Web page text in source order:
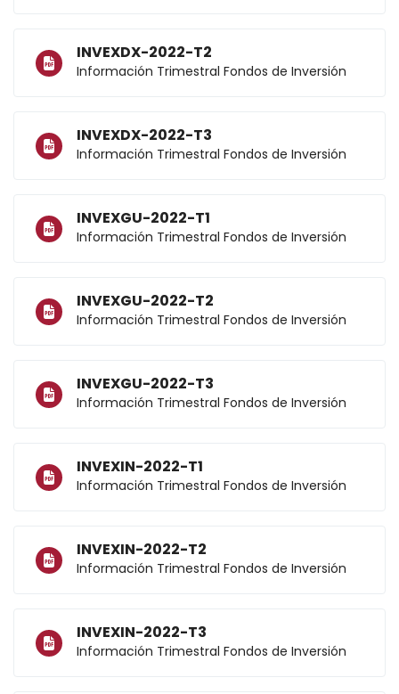
INVEXDX-2022-T2
Información Trimestral Fondos de Inversión
INVEXDX-2022-T3
Información Trimestral Fondos de Inversión
INVEXGU-2022-T1
Información Trimestral Fondos de Inversión
INVEXGU-2022-T2
Información Trimestral Fondos de Inversión
INVEXGU-2022-T3
Información Trimestral Fondos de Inversión
INVEXIN-2022-T1
Información Trimestral Fondos de Inversión
INVEXIN-2022-T2
Información Trimestral Fondos de Inversión
INVEXIN-2022-T3
Información Trimestral Fondos de Inversión